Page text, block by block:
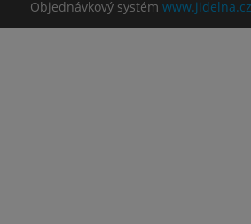
Objednávkový systém www.jidelna.cz